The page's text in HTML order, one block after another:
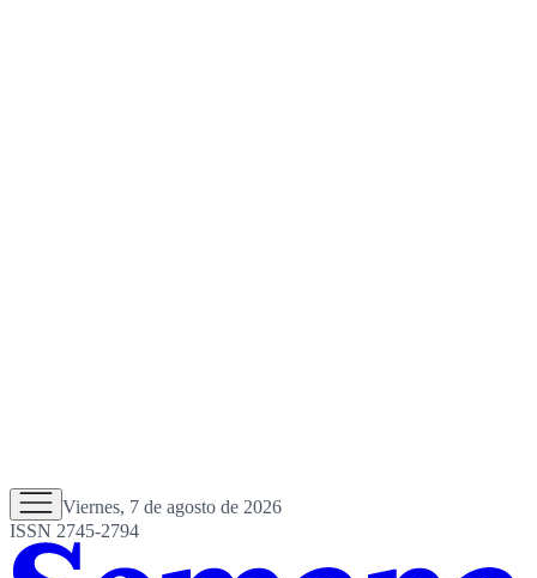
Viernes, 7 de agosto de 2026
ISSN 2745-2794